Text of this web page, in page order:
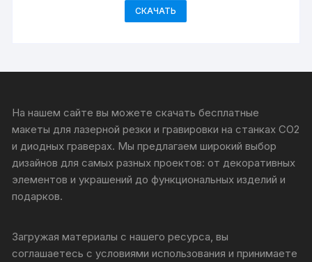
СКАЧАТЬ
На нашем сайте вы можете скачать бесплатные
макеты для лазерной резки и гравировки на станках CO2
и диодных граверах. Мы предлагаем широкий выбор
дизайнов для самых разных проектов: от декоративных
элементов и украшений до функциональных изделий и
подарков.
Загружая материалы с нашего ресурса, вы
соглашаетесь с условиями использования и принимаете